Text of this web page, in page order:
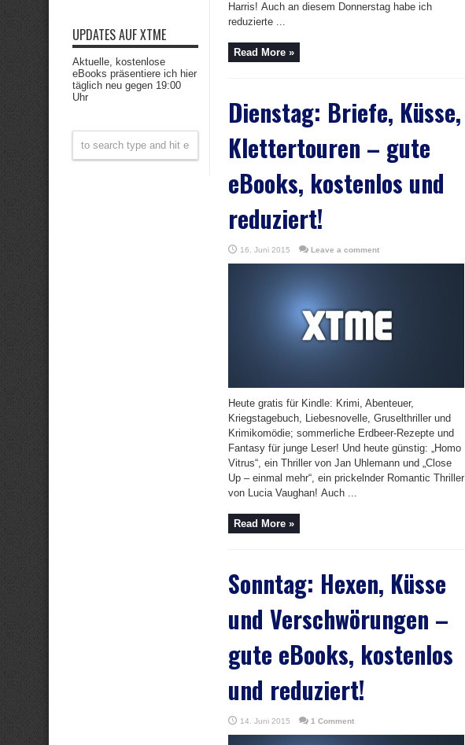
Harris! Auch an diesem Donnerstag habe ich
reduzierte ...
Read More »
Dienstag: Briefe, Küsse,
Klettertouren – gute
eBooks, kostenlos und
reduziert!
16. Juni 2015 Leave a comment
Heute gratis für Kindle: Krimi, Abenteuer,
Kriegstagebuch, Liebesnovelle, Gruselthriller und
Krimikomödie; sommerliche Erdbeer-Rezepte und
Fantasy für junge Leser! Und heute günstig: „Homo
Vitrus“, ein Thriller von Jan Uhlemann und „Close
Up – einmal mehr“, ein prickelnder Romantic Thriller
von Lucia Vaughan! Auch ...
Read More »
Sonntag: Hexen, Küsse
und Verschwörungen –
gute eBooks, kostenlos
und reduziert!
14. Juni 2015 1 Comment
UPDATES AUF XTME
Aktuelle, kostenlose
eBooks präsentiere ich hier
täglich neu gegen 19:00
Uhr